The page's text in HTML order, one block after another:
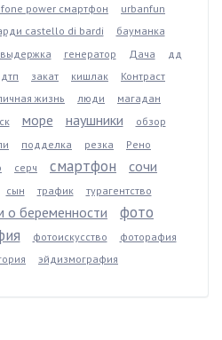
power смартфон
urbanfun
castello di bardi бауманка
выдержка генератор Дача
дд
дтп закат кишлак
Контраст
жизнь люди
магадан
море наушники обзор
подделка резка
Рено
серч смартфон сочи
сын трафик
турагентство
о беременности фото
фотоискусство
фоторафия
эйдизмография